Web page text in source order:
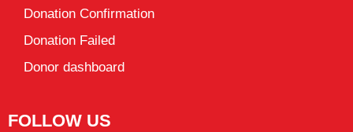
Donation Confirmation
Donation Failed
Donor dashboard
FOLLOW US